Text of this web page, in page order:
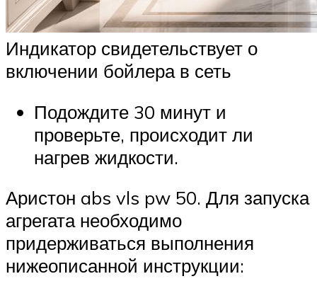
Индикатор свидетельствует о
включении бойлера в сеть
Подождите 30 минут и
проверьте, происходит ли
нагрев жидкости.
Аристон abs vls pw 50. Для запуска
агрегата необходимо
придерживаться выполнения
нижеописанной инструкции: